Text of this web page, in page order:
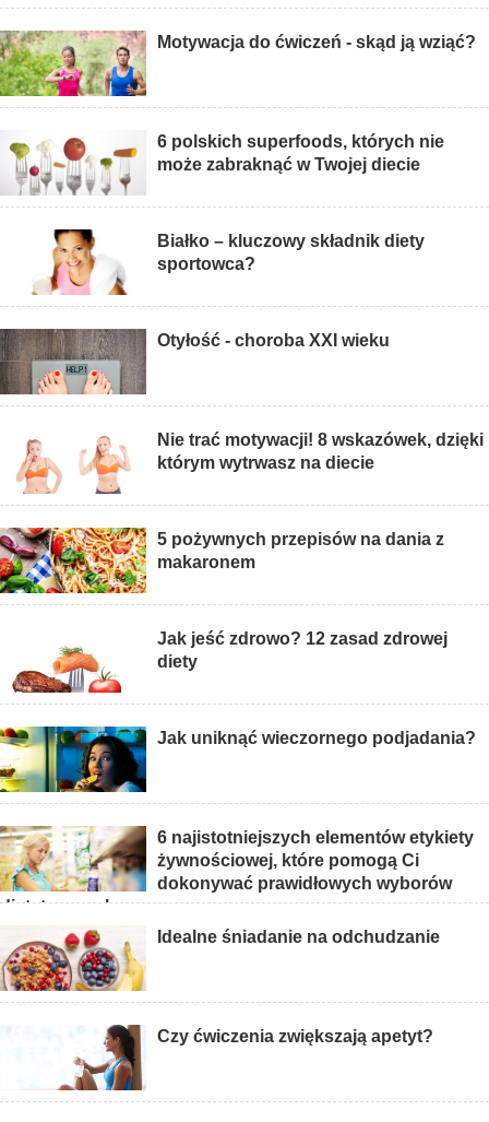
Motywacja do ćwiczeń - skąd ją wziąć?
6 polskich superfoods, których nie
może zabraknąć w Twojej diecie
Białko – kluczowy składnik diety
sportowca?
Otyłość - choroba XXI wieku
Nie trać motywacji! 8 wskazówek, dzięki
którym wytrwasz na diecie
5 pożywnych przepisów na dania z
makaronem
Jak jeść zdrowo? 12 zasad zdrowej
diety
Jak uniknąć wieczornego podjadania?
6 najistotniejszych elementów etykiety
żywnościowej, które pomogą Ci
dokonywać prawidłowych wyborów
dietetycznych
Idealne śniadanie na odchudzanie
Czy ćwiczenia zwiększają apetyt?